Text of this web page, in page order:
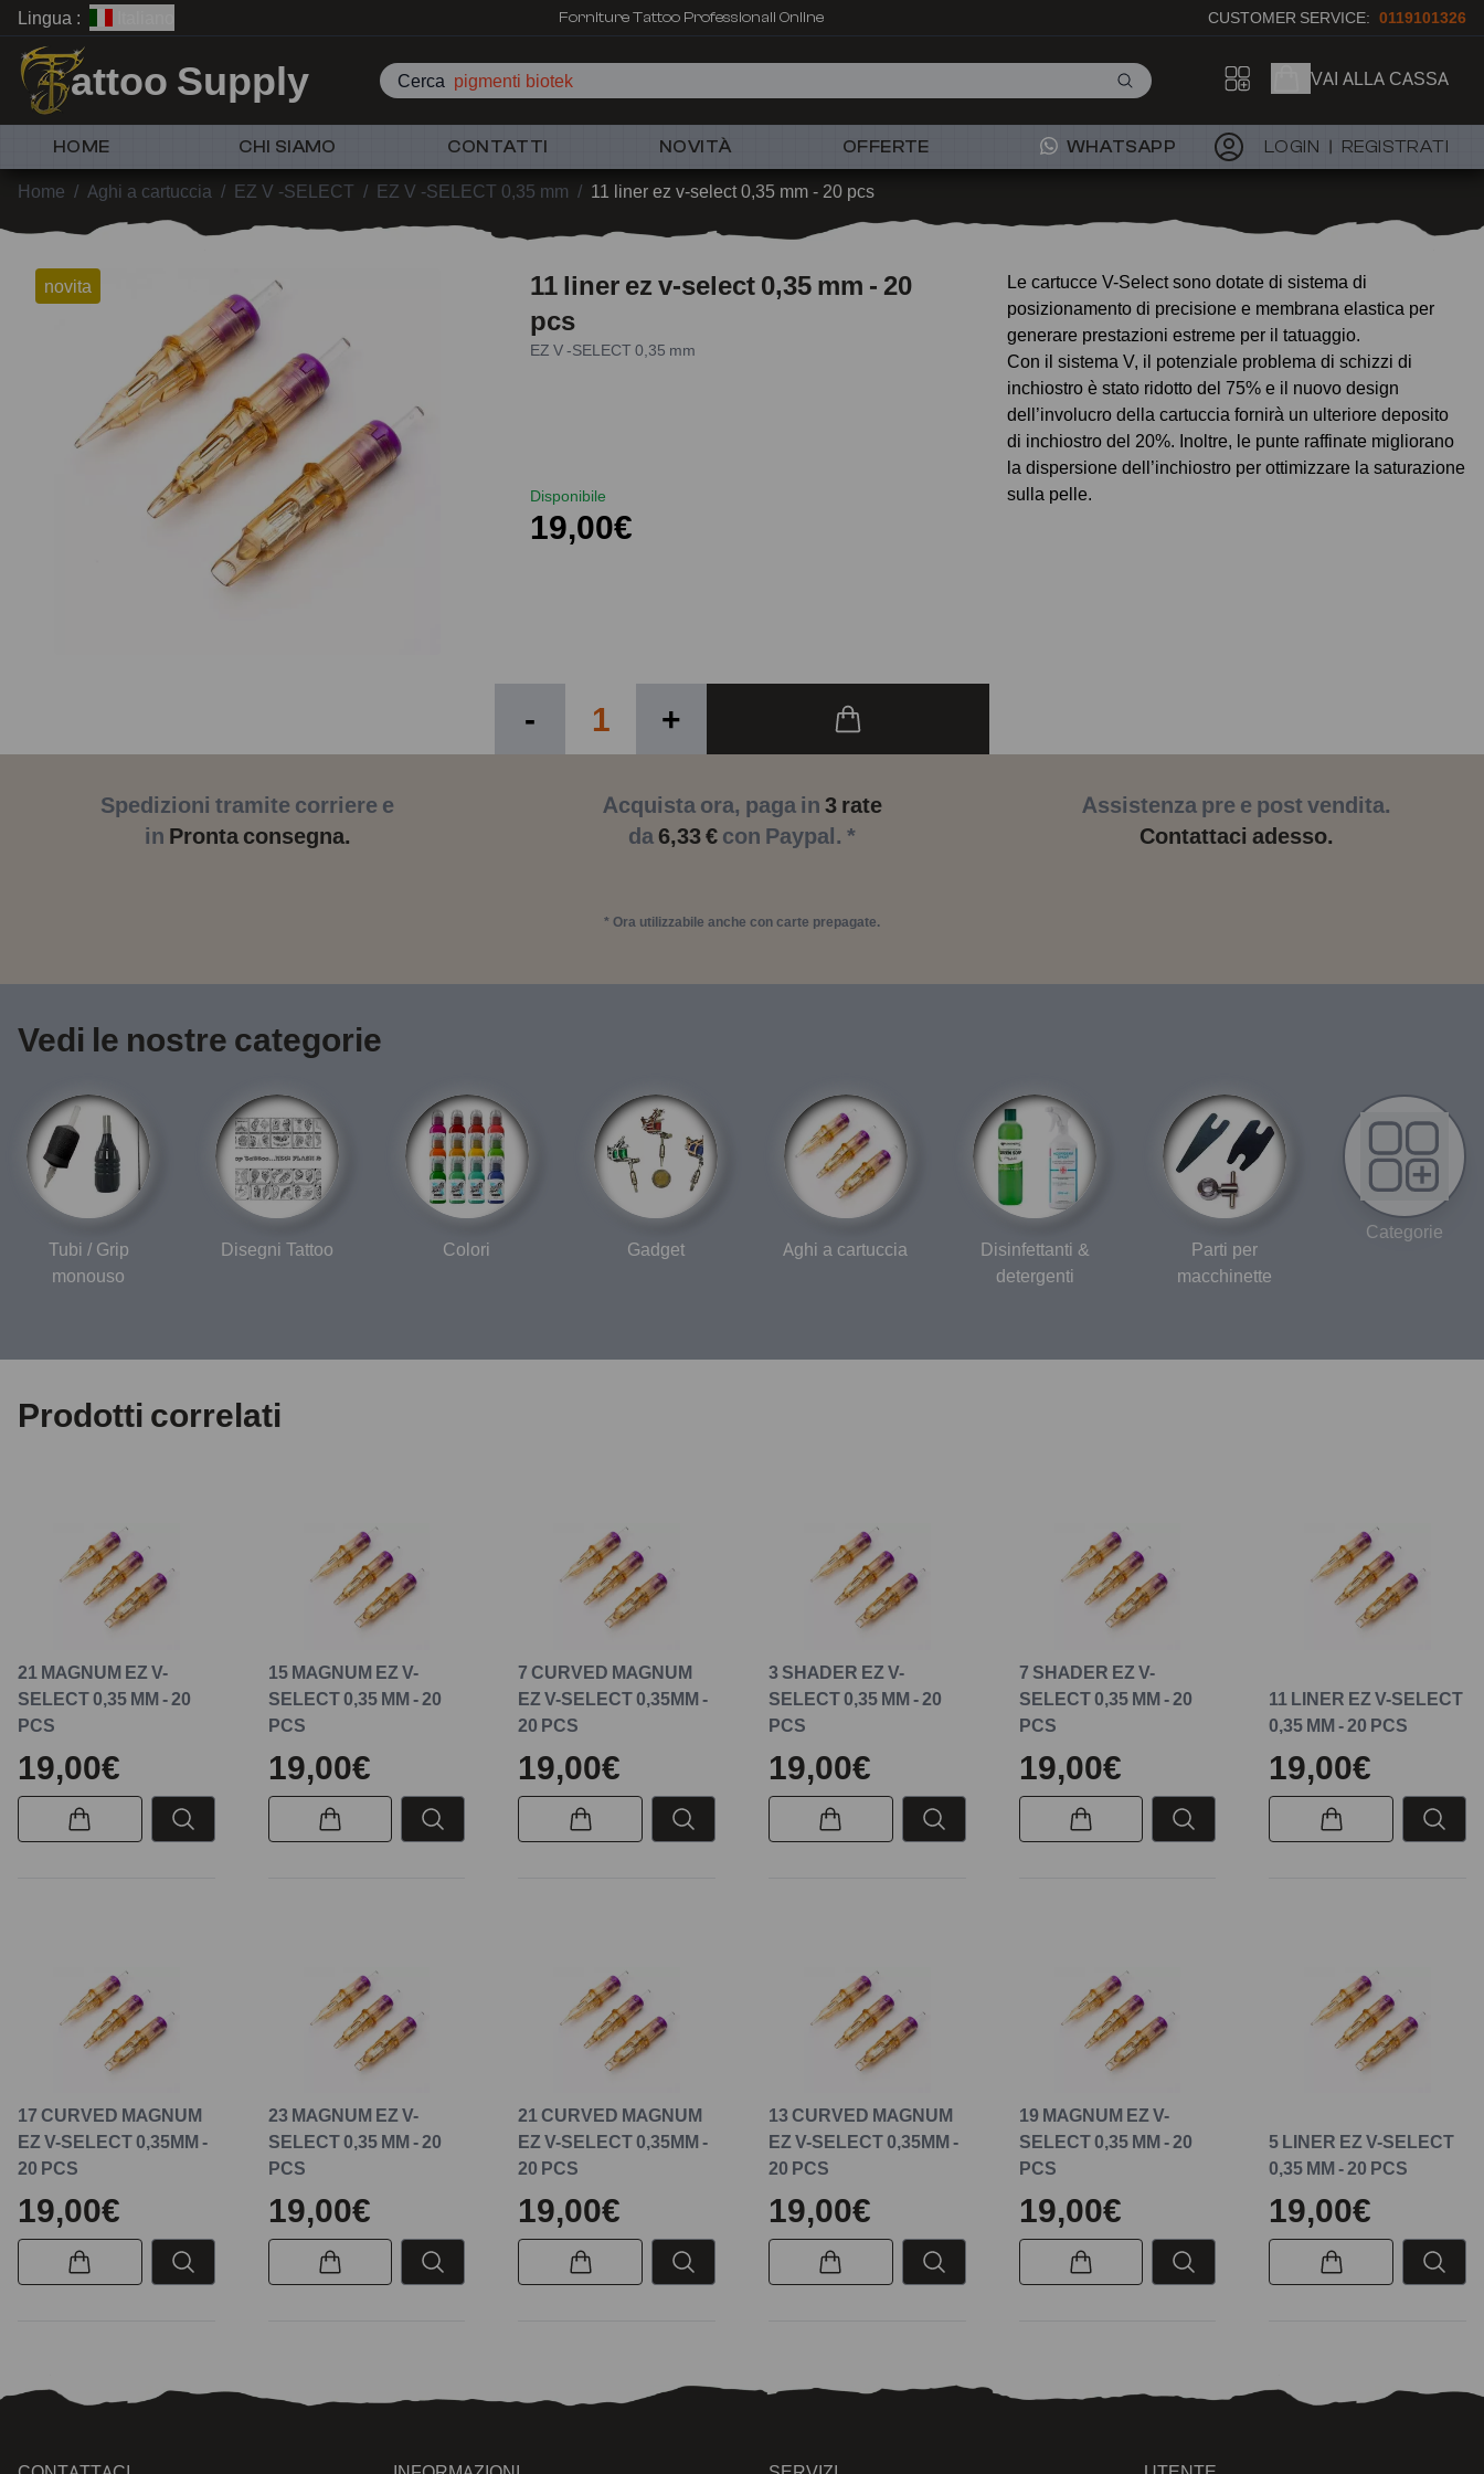
Lingua : Forniture Tattoo Professionali Online CUSTOMER SERVICE: 0119101326
attoo Supply Cerca pigmenti biotek VAI ALLA CASSA
HOME CHI SIAMO CONTATTI NOVITÀ OFFERTE WHATSAPP LOGIN REGISTRATI
Home / Aghi a cartuccia / EZ V -SELECT / EZ V -SELECT 0,35 mm / 11 liner ez v-select 0,35 mm - 20 pcs
novita
11 liner ez v-select 0,35 mm - 20
pcs
EZ V -SELECT 0,35 mm
Disponibile
19,00€
- +
Le cartucce V-Select sono dotate di sistema di
posizionamento di precisione e membrana elastica per
generare prestazioni estreme per il tatuaggio.
Con il sistema V, il potenziale problema di schizzi di
inchiostro è stato ridotto del 75% e il nuovo design
dell’involucro della cartuccia fornirà un ulteriore deposito
di inchiostro del 20%. Inoltre, le punte raffinate migliorano
la dispersione dell’inchiostro per ottimizzare la saturazione
sulla pelle.
Spedizioni tramite corriere e
in Pronta consegna.
Acquista ora, paga in 3 rate
da6,33 € con Paypal. *
* Ora utilizzabile anche con carte prepagate.
Assistenza pre e post vendita.
Contattaci adesso.
Vedi le nostre categorie
Tubi / Grip
monouso
Disegni Tattoo Colori Gadget Aghi a cartuccia
Disinfettanti &
detergenti
Parti per
macchinette
Categorie
Prodotti correlati
21 MAGNUM EZ V-
SELECT 0,35 MM - 20
PCS
19,00€
15 MAGNUM EZ V-
SELECT 0,35 MM - 20
PCS
19,00€
7 CURVED MAGNUM
EZ V-SELECT 0,35MM -
20 PCS
19,00€
3 SHADER EZ V-
SELECT 0,35 MM - 20
PCS
19,00€
7 SHADER EZ V-
SELECT 0,35 MM - 20
PCS
19,00€
11 LINER EZ V-SELECT
0,35 MM - 20 PCS
19,00€
17 CURVED MAGNUM
EZ V-SELECT 0,35MM -
20 PCS
19,00€
23 MAGNUM EZ V-
SELECT 0,35 MM - 20
PCS
19,00€
21 CURVED MAGNUM
EZ V-SELECT 0,35MM -
20 PCS
19,00€
13 CURVED MAGNUM
EZ V-SELECT 0,35MM -
20 PCS
19,00€
19 MAGNUM EZ V-
SELECT 0,35 MM - 20
PCS
19,00€
5 LINER EZ V-SELECT
0,35 MM - 20 PCS
19,00€